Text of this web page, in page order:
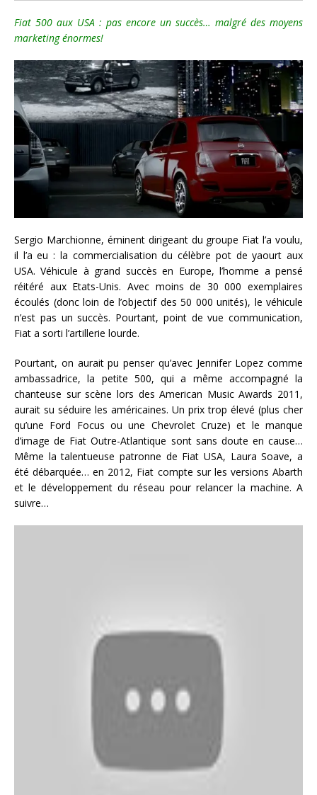
Fiat 500 aux USA : pas encore un succès… malgré des moyens
marketing énormes!
Sergio Marchionne, éminent dirigeant du groupe Fiat l’a voulu,
il l’a eu : la commercialisation du célèbre pot de yaourt aux
USA. Véhicule à grand succès en Europe, l’homme a pensé
réitéré aux Etats-Unis. Avec moins de 30 000 exemplaires
écoulés (donc loin de l’objectif des 50 000 unités), le véhicule
n’est pas un succès. Pourtant, point de vue communication,
Fiat a sorti l’artillerie lourde.
Pourtant, on aurait pu penser qu’avec Jennifer Lopez comme
ambassadrice, la petite 500, qui a même accompagné la
chanteuse sur scène lors des American Music Awards 2011,
aurait su séduire les américaines. Un prix trop élevé (plus cher
qu’une Ford Focus ou une Chevrolet Cruze) et le manque
d’image de Fiat Outre-Atlantique sont sans doute en cause…
Même la talentueuse patronne de Fiat USA, Laura Soave, a
été débarquée… en 2012, Fiat compte sur les versions Abarth
et le développement du réseau pour relancer la machine. A
suivre…